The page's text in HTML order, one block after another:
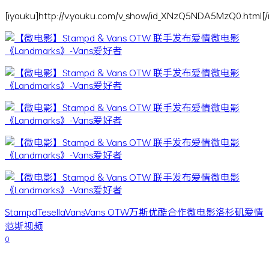
[iyouku]http://v.youku.com/v_show/
StampdTesellaVansVans OTW万斯优酷合作微电影洛杉矶爱情
范斯视频
0